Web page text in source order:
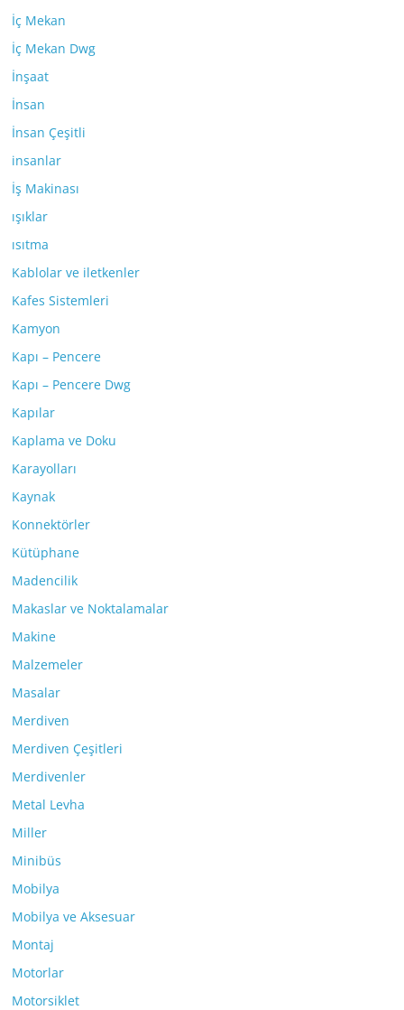
İç Mekan
İç Mekan Dwg
İnşaat
İnsan
İnsan Çeşitli
insanlar
İş Makinası
ışıklar
ısıtma
Kablolar ve iletkenler
Kafes Sistemleri
Kamyon
Kapı – Pencere
Kapı – Pencere Dwg
Kapılar
Kaplama ve Doku
Karayolları
Kaynak
Konnektörler
Kütüphane
Madencilik
Makaslar ve Noktalamalar
Makine
Malzemeler
Masalar
Merdiven
Merdiven Çeşitleri
Merdivenler
Metal Levha
Miller
Minibüs
Mobilya
Mobilya ve Aksesuar
Montaj
Motorlar
Motorsiklet